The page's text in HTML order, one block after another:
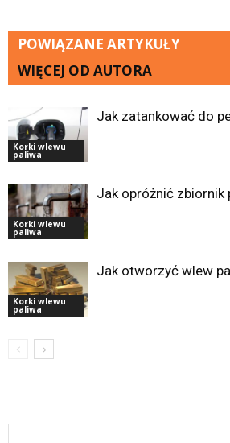
POWIĄZANE ARTYKUŁY
WIĘCEJ OD AUTORA
Korki wlewu
paliwa
Jak zatankować do
Korki wlewu
paliwa
Jak opróżnić zbiornik
Korki wlewu
paliwa
Jak otworzyć wlew